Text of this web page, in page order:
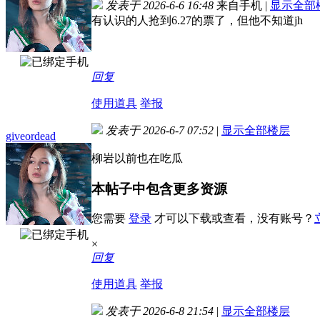
发表于 2026-6-6 16:48 来自手机 | 显示全部
有认识的人抢到6.27的票了，但他不知道jh
回复
使用道具 举报
giveordead 发表于 2026-6-7 07:52 | 显示全部楼层
柳岩以前也在吃瓜
本帖子中包含更多资源
您需要 登录 才可以下载或查看，没有账号？
×
回复
使用道具 举报
发表于 2026-6-8 21:54 | 显示全部楼层